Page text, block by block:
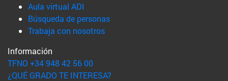
Aula virtual ADI
Búsqueda de personas(abre en nueva ventana)
Trabaja con nosotros(abre en nueva ventana)
Información
TFNO +34 948 42 56 00
¿QUÉ GRADO TE INTERESA?